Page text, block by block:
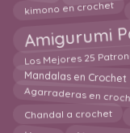
kimono en crochet
Amigurumi
Los Mejores 25
Mandalas en Crochet
Agarraderas en
Chandal a crochet